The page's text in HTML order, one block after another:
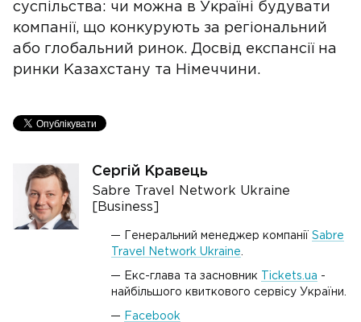
суспільства: чи можна в Україні будувати
компанії, що конкурують за регіональний
або глобальний ринок. Досвід експансії на
ринки Казахстану та Німеччини.
Сергій Кравець
Sabre Travel Network Ukraine
[Business]
Генеральний менеджер компанії Sabre
Travel Network Ukraine
Екс-глава та засновник Tickets.ua -
найбільшого квиткового сервісу України.
Facebook